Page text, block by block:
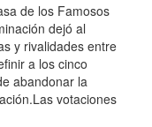
de los Famosos
dejó al
y rivalidades entre
a los cinco
abandonar la
votaciones